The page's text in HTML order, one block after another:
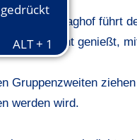
G&LC Haghof führt
Heimrecht genießt,
Gruppenzweiten
werden wird.